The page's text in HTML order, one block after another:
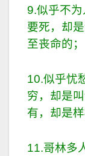
9.似乎不
要死，却
至丧命的；
10.似乎忧
穷，却是
有，却是样
11.哥林多